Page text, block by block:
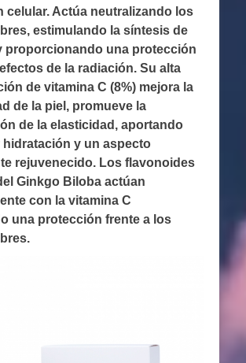
celular. Actúa neutralizando los
estimulando la síntesis de
proporcionando una protección
de la radiación. Su alta
de vitamina C (8%) mejora la
de la piel, promueve la
de la elasticidad, aportando
hidratación y un aspecto
rejuvenecido. Los flavonoides
Ginkgo Biloba actúan
con la vitamina C
una protección frente a los